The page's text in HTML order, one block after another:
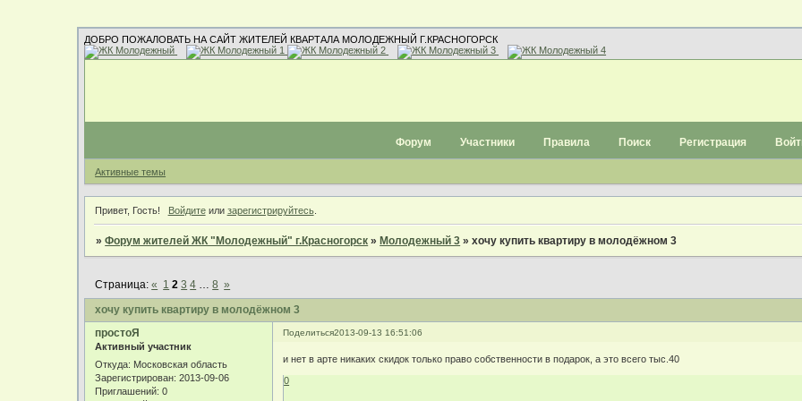
ДОБРО ПОЖАЛОВАТЬ НА САЙТ ЖИТЕЛЕЙ КВАРТАЛА МОЛОДЕЖНЫЙ Г.КРАСНОГОРСК
Форум Участники Правила Поиск Регистрация
Активные темы
Привет, Гость! Войдитеили зарегистрируйтесь.
»Форум жителей ЖК "Молодежный" г.Красногорск » Молодежный 3 »хочу купить квартиру в молодёжном 3
хочу купить квартиру в молодёжном 3
Страница:« 1 2 3 4 8 »
Поделиться2013-09-13 16:51:06
простоЯ
Активный участник
Откуда: Московская область
Зарегистрирован: 2013-09-06
Приглашений: 0
и нет в арте никаких скидок только право собственности в подарок, а это всего тыс.40
0